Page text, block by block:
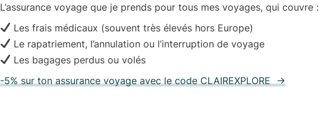
L’assurance voyage que je prends pour tous mes voyages, qui couvre :
Les frais médicaux (souvent très élevés hors Europe)
Le rapatriement, l’annulation ou l’interruption de voyage
Les bagages perdus ou volés
-5% sur ton assurance voyage avec le code CLAIREXPLORE →